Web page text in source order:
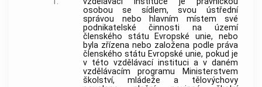
osobou se sídlem, svou ústřední
správou nebo hlavním místem své
podnikatelské činnosti na území
členského státu Evropské unie, nebo
byla zřízena nebo založena podle práva
členského státu Evropské unie, pokud je
v této vzdělávací instituci a v daném
vzdělávacím programu Ministerstvem
školství, mládeže a tělovýchovy